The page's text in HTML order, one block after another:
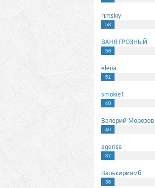
rimskiy
58
ВАНЯ ГРОЗНЫЙ
58
elena
51
smokie1
48
Валерий Морозов
40
agerise
37
Валькириямб
36